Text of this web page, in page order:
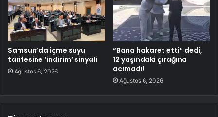
Samsun’da içme suyu
tarifesine ‘indirim’ sinyali
Ağustos 6, 2026
“Bana hakaret etti” dedi,
12 yaşındaki çırağına
acımadı!
Ağustos 6, 2026